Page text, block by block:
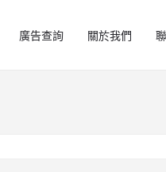
廣告查詢 關於我們